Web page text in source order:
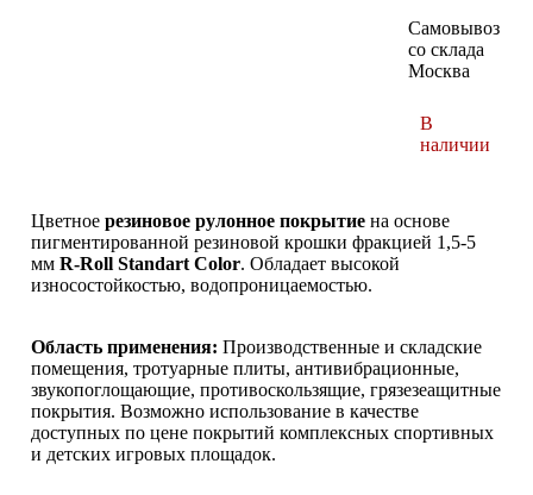
Самовывоз
со склада
Москва
В
наличии
Цветное резиновое рулонное покрытие на основе
пигментированной резиновой крошки фракцией 1,5-5
мм R-Roll Standart Color. Обладает высокой
износостойкостью, водопроницаемостью.
Область применения: Производственные и складские
помещения, тротуарные плиты, антивибрационные,
звукопоглощающие, противоскользящие, грязезеащитные
покрытия. Возможно использование в качестве
доступных по цене покрытий комплексных спортивных
и детских игровых площадок.